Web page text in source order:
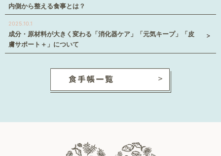
内側から整える食事とは？
2025.10.1
成分・原材料が大きく変わる「消化器ケア」「元気キープ」「皮
膚サポート＋」について